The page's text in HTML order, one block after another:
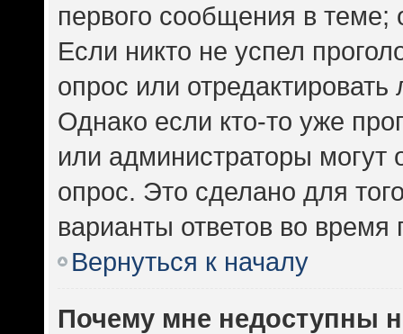
первого сообщения в теме;
Если никто не успел
опрос или
Однако если кто-то уже
или администраторы могут
опрос. Это сделано для
варианты ответов во время
Вернуться к началу
Почему мне недоступны